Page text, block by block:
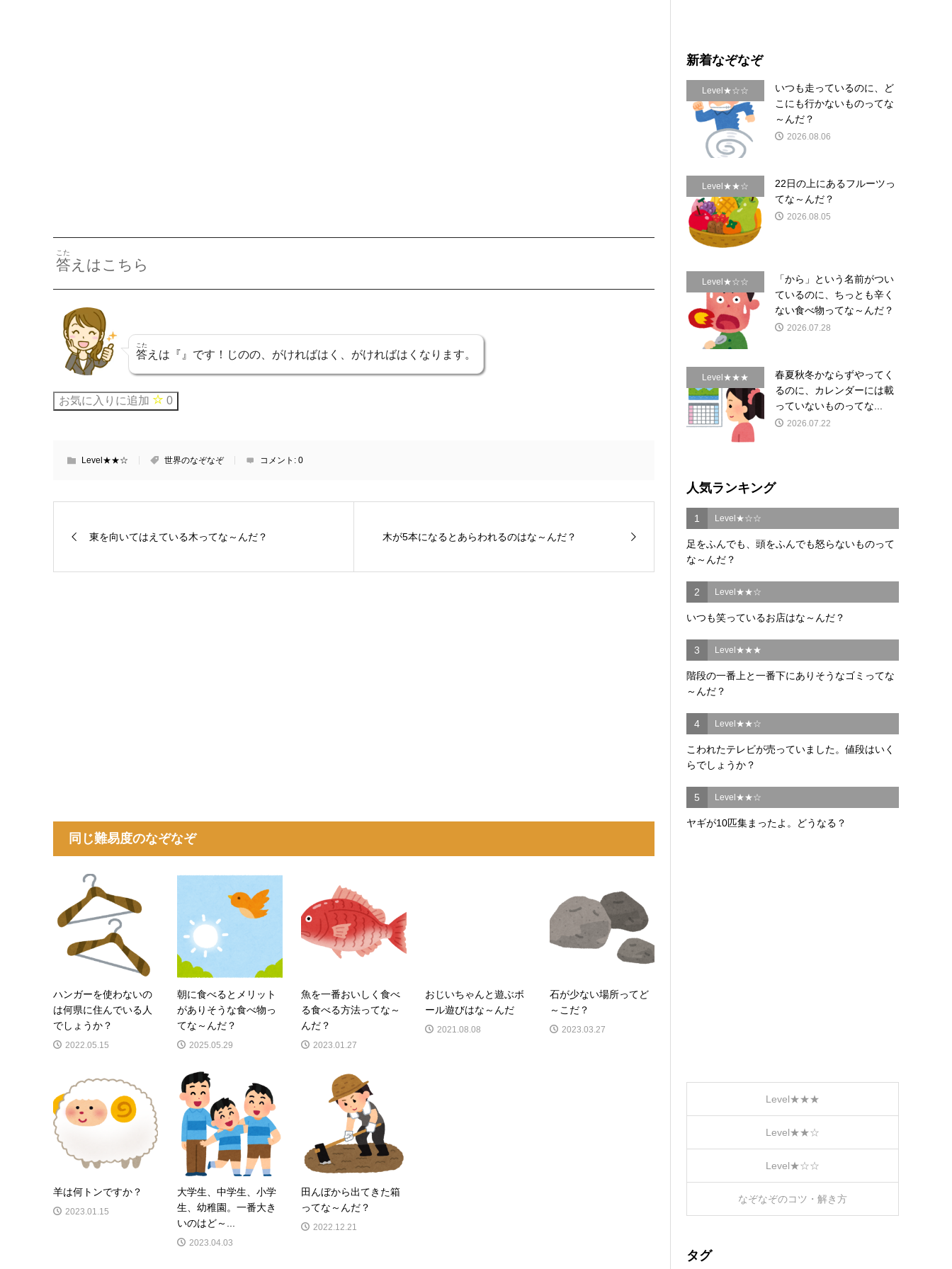
答
こた
えはこちら
答
こた
えは『』です！じのの、がければはく、がければはくなります。
お気に入りに追加 0
Level★★☆ 世界のなぞなぞ コメント: 0
東を向いてはえている木ってな～んだ？ 木が5本になるとあらわれるのはな～んだ？
同じ難易度のなぞなぞ
ハンガーを使わないの
は何県に住んでいる人
でしょうか？
2022.05.15
朝に食べるとメリット
がありそうな食べ物っ
てな～んだ？
2025.05.29
魚を一番おいしく食べ
る食べる方法ってな～
んだ？
2023.01.27
おじいちゃんと遊ぶボ
ール遊びはな～んだ
2021.08.08
石が少ない場所ってど
～こだ？
2023.03.27
羊は何トンですか？
2023.01.15
大学生、中学生、小学
生、幼稚園。一番大き
いのはど～...
2023.04.03
田んぼから出てきた箱
ってな～んだ？
2022.12.21
新着なぞなぞ
Level★☆☆
いつも走っているのに、ど
こにも行かないものってな
～んだ？
2026.08.06
Level★★☆
22日の上にあるフルーツっ
てな～んだ？
2026.08.05
Level★☆☆
「から」という名前がつい
ているのに、ちっとも辛く
ない食べ物ってな～んだ？
2026.07.28
Level★★★
春夏秋冬かならずやってく
るのに、カレンダーには載
っていないものってな...
2026.07.22
人気ランキング
1 Level★☆☆
足をふんでも、頭をふんでも怒らないものって
な～んだ？
2 Level★★☆
いつも笑っているお店はな～んだ？
3 Level★★★
階段の一番上と一番下にありそうなゴミってな
～んだ？
4 Level★★☆
こわれたテレビが売っていました。値段はいく
らでしょうか？
5 Level★★☆
ヤギが10匹集まったよ。どうなる？
Level★★★
Level★★☆
Level★☆☆
なぞなぞのコツ・解き方
タグ